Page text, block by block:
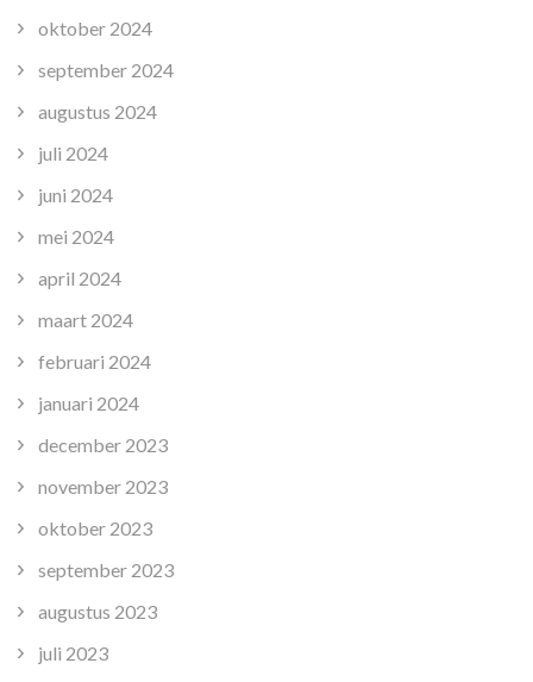
oktober 2024
september 2024
augustus 2024
juli 2024
juni 2024
mei 2024
april 2024
maart 2024
februari 2024
januari 2024
december 2023
november 2023
oktober 2023
september 2023
augustus 2023
juli 2023